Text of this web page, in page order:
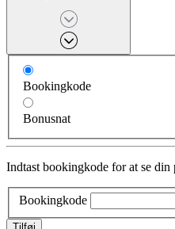
Bookingkode
Bonusnat
Indtast bookingkode for at se din
Bookingkode